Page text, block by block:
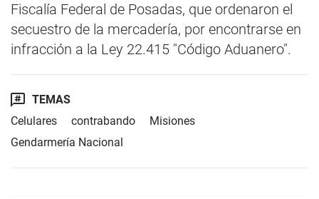
Fiscalía Federal de Posadas, que ordenaron el
secuestro de la mercadería, por encontrarse en
infracción a la Ley 22.415 "Código Aduanero".
TEMAS
Celulares
contrabando
Misiones
Gendarmería Nacional